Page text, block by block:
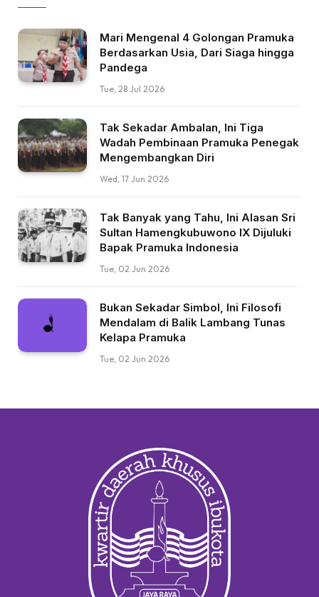
Mari Mengenal 4 Golongan Pramuka
Berdasarkan Usia, Dari Siaga hingga
Pandega
Tue, 28 Jul 2026
Tak Sekadar Ambalan, Ini Tiga
Wadah Pembinaan Pramuka Penegak
Mengembangkan Diri
Wed, 17 Jun 2026
Tak Banyak yang Tahu, Ini Alasan Sri
Sultan Hamengkubuwono IX Dijuluki
Bapak Pramuka Indonesia
Tue, 02 Jun 2026
Bukan Sekadar Simbol, Ini Filosofi
Mendalam di Balik Lambang Tunas
Kelapa Pramuka
Tue, 02 Jun 2026